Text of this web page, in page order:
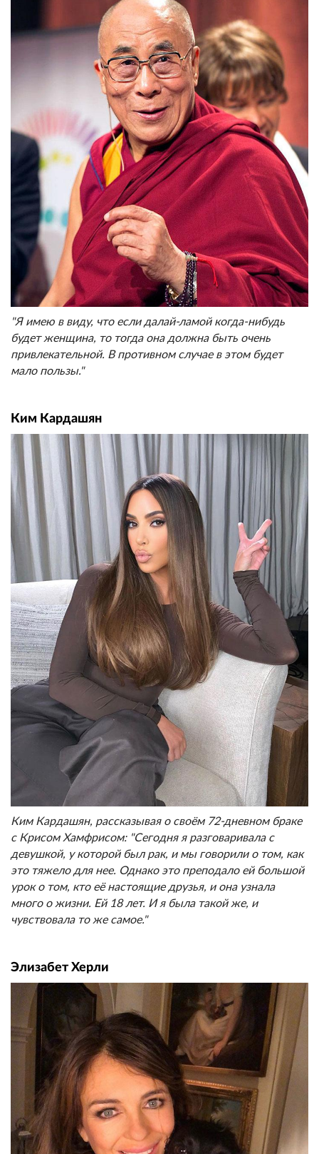
"Я имею в виду, что если далай-ламой когда-нибудь
будет женщина, то тогда она должна быть очень
привлекательной. В противном случае в этом будет
мало пользы."
Ким Кардашян
Ким Кардашян, рассказывая о своём 72-дневном браке
с Крисом Хамфрисом: "Сегодня я разговаривала с
девушкой, у которой был рак, и мы говорили о том, как
это тяжело для нее. Однако это преподало ей большой
урок о том, кто её настоящие друзья, и она узнала
много о жизни. Ей 18 лет. И я была такой же, и
чувствовала то же самое."
Элизабет Херли